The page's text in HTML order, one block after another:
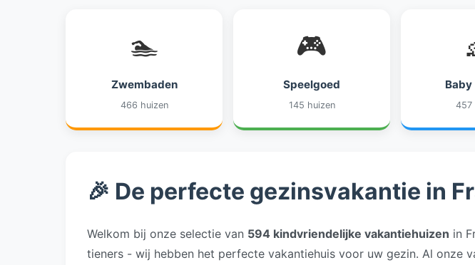
🏊
Zwembaden
466 huizen
🎮
Speelgoed
145 huizen 457
🎉 De perfecte gezinsvakantie in
Welkom bij onze selectie van 594 kindvriendelijke vakantiehuizen in
tieners - wij hebben het perfecte vakantiehuis voor uw gezin. Al onze